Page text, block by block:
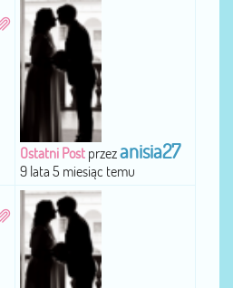
Ostatni Post przezanisia27
9 lata 5 miesiąc temu